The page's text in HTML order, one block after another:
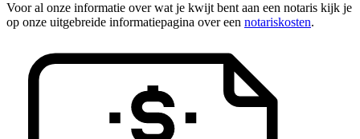
Voor al onze informatie over wat je kwijt bent aan een notaris kijk je
op onze uitgebreide informatiepagina over een notariskosten.